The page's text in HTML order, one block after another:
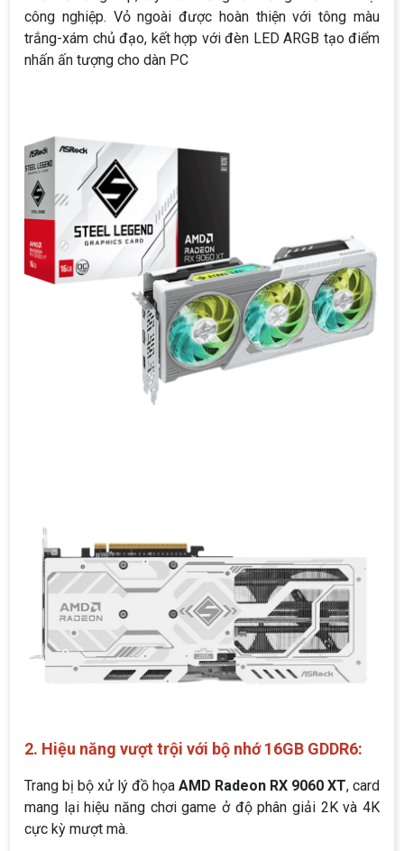
công nghiệp. Vỏ ngoài được hoàn thiện với tông màu
trắng-xám chủ đạo, kết hợp với đèn LED ARGB tạo điểm
nhấn ấn tượng cho dàn PC
2. Hiệu năng vượt trội với bộ nhớ 16GB GDDR6:
Trang bị bộ xử lý đồ họa AMD Radeon RX 9060 XT, card
mang lại hiệu năng chơi game ở độ phân giải 2K và 4K
cực kỳ mượt mà.